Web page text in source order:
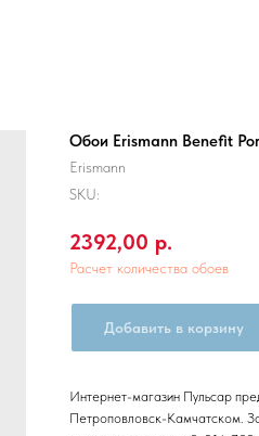
Обои Erismann Benefit
Erismann
SKU:
2392,00 р.
Расчет количества обоев
Добавить в корзину
Интернет-магазин Пульсар
Петроповловск-Камчатском.